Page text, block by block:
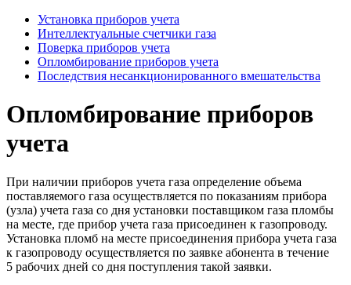
Установка приборов учета
Интеллектуальные счетчики газа
Поверка приборов учета
Опломбирование приборов учета
Последствия несанкционированного вмешательства
Опломбирование приборов
учета
При наличии приборов учета газа определение объема
поставляемого газа осуществляется по показаниям прибора
(узла) учета газа со дня установки поставщиком газа пломбы
на месте, где прибор учета газа присоединен к газопроводу.
Установка пломб на месте присоединения прибора учета газа
к газопроводу осуществляется по заявке абонента в течение
5 рабочих дней со дня поступления такой заявки.